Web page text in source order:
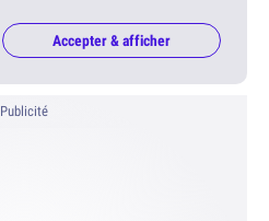
Accepter & afficher
Publicité